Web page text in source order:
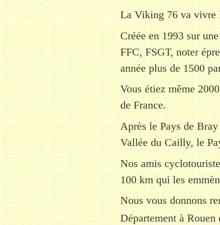
La Viking 76 va vivre
Créée en 1993 sur
FFC, FSGT, noter
année plus de 1500
Vous étiez même
de France.
Après le Pays de
Vallée du Cailly, le
Nos amis
100 km qui les
Nous vous donnons
Département à Rouen